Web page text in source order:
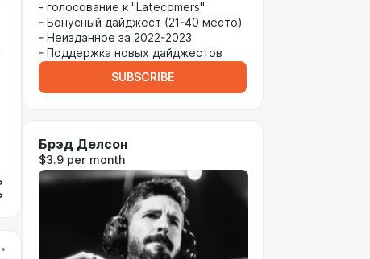
- голосование к "Latecomers"
- Бонусный дайджест (21-40 место)
- Неизданное за 2022-2023
- Поддержка новых дайджестов
SUBSCRIBE
Брэд Делсон
$3.9 per month